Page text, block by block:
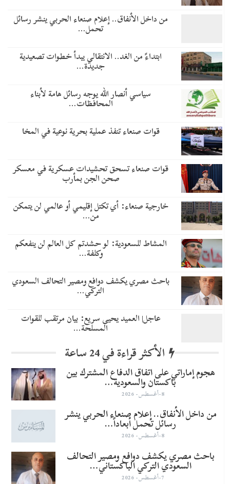
من داخل الأنفاق.. إعلام صنعاء الحربي ينشر رسائل
تحمل…
​ابتداءً من الغد.. الانتقالي يبدأ خطوات تصعيدية
جديدة…
سياسي أنصار الله يوجه رسائل هامة لأبناء
المحافظات…
قوات صنعاء تنفذ عملية بحرية نوعية في المخا
قوات صنعاء تسحق تحشيدات عسكرية في معسكر
صحن الجن بمأرب
خارجية صنعاء: أي تكتل إقليمي أو عالمي لن يتمكن
من…
المشاط للسعودية: لو حشدتم كل العالم لن ينفعكم
وكلفة…
باحث مصري يكشف دوافع ومصير التحالف السعودي
التركي…
عاجل| العميد يحيى سريع: بيان مرتقب للقوات
المسلحة…
الأكثر قراءة في 24 ساعة
هجوم إماراتي على اتفاق الدفاع المشترك بين
باكستان والسعودية…
8-أغسطس- 2026
من داخل الأنفاق.. إعلام صنعاء الحربي ينشر
رسائل تحمل أبعاداً…
8-أغسطس- 2026
باحث مصري يكشف دوافع ومصير التحالف
السعودي التركي الباكستاني…
7-أغسطس- 2026